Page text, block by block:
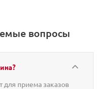
вопросы
для приема заказов